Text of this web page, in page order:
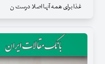
غذا برای همه آنها اصلا درست ن